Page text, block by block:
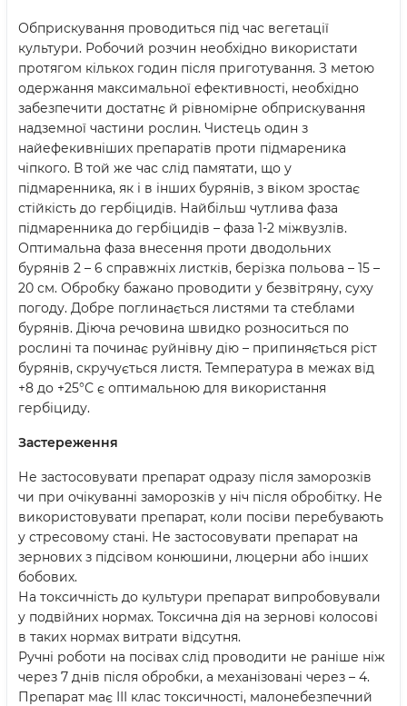
Обприскування проводиться під час вегетації
культури. Робочий розчин необхідно використати
протягом кількох годин після приготування. З метою
одержання максимальної ефективності, необхідно
забезпечити достатнє й рівномірне обприскування
надземної частини рослин. Чистець один з
найефекивніших препаратів проти підмареника
чіпкого. В той же час слід памятати, що у
підмаренника, як і в інших бурянів, з віком зростає
стійкість до гербіцидів. Найбільш чутлива фаза
підмаренника до гербіцидів – фаза 1-2 міжвузлів.
Оптимальна фаза внесення проти дводольних
бурянів 2 – 6 справжніх листків, берізка польова – 15 –
20 см. Обробку бажано проводити у безвітряну, суху
погоду. Добре поглинається листями та стеблами
бурянів. Діюча речовина швидко розноситься по
рослині та починає руйнівну дію – припиняється ріст
бурянів, скручується листя. Температура в межах від
+8 до +25°С є оптимальною для використання
гербіциду.
Застереження
Не застосовувати препарат одразу після заморозків
чи при очікуванні заморозків у ніч після обробітку. Не
використовувати препарат, коли посіви перебувають
у стресовому стані. Не застосовувати препарат на
зернових з підсівом конюшини, люцерни або інших
бобових.
На токсичність до культури препарат випробовували
у подвійних нормах. Токсична дія на зернові колосові
в таких нормах витрати відсутня.
Ручні роботи на посівах слід проводити не раніше ніж
через 7 днів після обробки, а механізовані через – 4.
Препарат має ІІІ клас токсичності, малонебезпечний